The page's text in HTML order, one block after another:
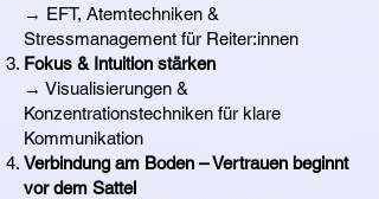
→ EFT, Atemtechniken &
Stressmanagement für Reiter:innen
Fokus & Intuition stärken
→ Visualisierungen &
Konzentrationstechniken für klare
Kommunikation
Verbindung am Boden – Vertrauen beginnt
vor dem Sattel